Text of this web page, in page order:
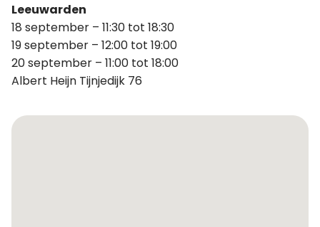
Leeuwarden
18 september – 11:30 tot 18:30
19 september – 12:00 tot 19:00
20 september – 11:00 tot 18:00
Albert Heijn Tijnjedijk 76